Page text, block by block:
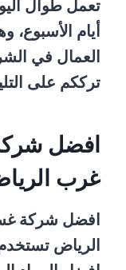
أيام الأسبوع،
العمال في
ترككم على
افضل
غرب
افضل شركة
الرياض